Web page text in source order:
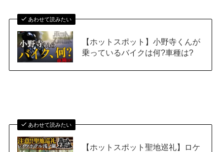
あわせて読みたい
【ホットスポット】小野寺くんが
乗っているバイクは何?車種は?
あわせて読みたい
【ホットスポット聖地巡礼】ロケ